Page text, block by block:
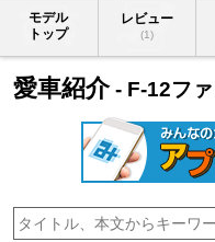
モデル
トップ
レビュー
(1)
愛車紹介- F-12フ